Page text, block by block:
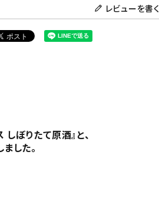
レビューを書く
ぼりたて原酒』と、
した。